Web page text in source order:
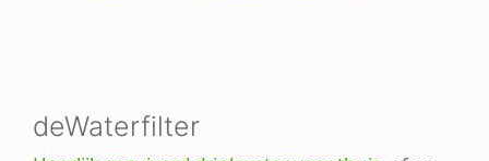
deWaterfilter